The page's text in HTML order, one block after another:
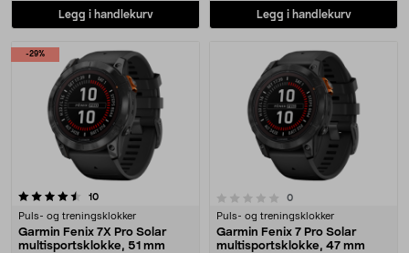
Legg i handlekurv Legg i handlekurv
-29%
10anmeldelser
Puls- og treningsklokker
Garmin Fenix 7X Pro Solar
multisportsklokke, 51 mm
0.0 av 5 stjerner 0anmeldelser
Puls- og treningsklokker
Garmin Fenix 7 Pro Solar
multisportsklokke, 47 mm